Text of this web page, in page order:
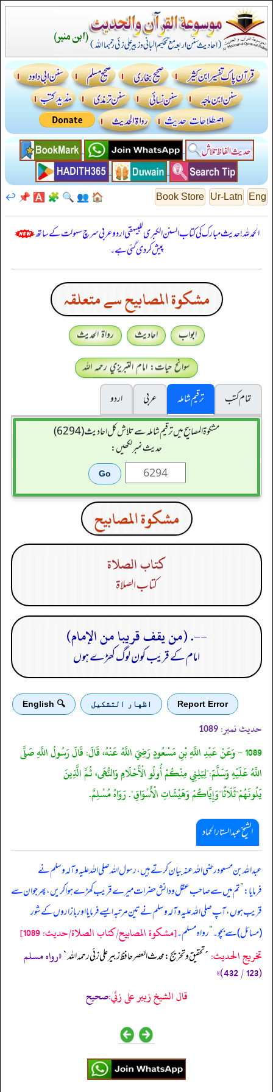
Eng
Ur-Latn
Book Store
🏠
👥
🔍
🧩
🅰️
📌
↩️
الحمدللہ! حدیث مبارک کی کتاب السنن الكبرى للبيهقي اردو عربی سرچ سہولت کے ساتھ
پیش کر دی گئی ہے۔
مشكوة المصابيح سے متعلقہ
ابواب احادیث
رواۃ الحدیث
سوانح حیات: امام التبريزي رحمہ اللہ
تمام کتب
ترقیم شاملہ عربی
اردو
مشکوۃ المصابیح میں ترقیم شاملہ سے تلاش کل احادیث (6294)
حدیث نمبر لکھیں:
مشكوة المصابيح
كتاب الصلاة
كتاب الصلاة
--. (من يقف قريبا من الإمام)
امام کے قریب کون لوگ کھڑے ہوں
Report Error اظهار التشكيل 🔍 English
حدیث نمبر: 1089
1089 - وَعَنْ عَبْدِ اللَّهِ بْنِ مَسْعُودٍ رَضِيَ اللَّهُ عَنْهُ، قَالَ: قَالَ رَسُولُ اللَّهِ صَلَّى
اللَّهُ عَلَيْهِ وَسَلَّمَ:"لِيَلِنِي مِنْكُمْ أُولُو الْأَحْلَامِ وَالنُّهَى، ثُمَّ الَّذِينَ
يَلُونَهُمْ"ثَلَاثًا"وَإِيَّاكُمْ وَهَيْشَاتِ الْأَسْوَاقِ". رَوَاهُ مُسْلِمٌ.
الشیخ عبدالستار الحماد
عبداللہ بن مسعود رضی اللہ عنہ بیان کرتے ہیں، رسول اللہ صلی ‌اللہ ‌علیہ ‌وآلہ ‌وسلم نے
فرمایا:”تم میں سے صاحب عقل و دانش حضرات میرے قریب کھڑے ہوا کریں، پھر جو ان سے
قریب ہوں، آپ صلی ‌اللہ ‌علیہ ‌وآلہ ‌وسلم نے تین مرتبہ ایسے فرمایا اور بازاروں کے شور
(مسائل) سے بچو۔“رواہ مسلم۔[مشكوة المصابيح/كتاب الصلاة/حدیث: 1089]
تخریج الحدیث: ´تحقيق و تخريج: محدث العصر حافظ زبير على زئي رحمه الله`«رواه مسلم
(123 / 432)»
قال الشيخ زبير على زئي:صحيح